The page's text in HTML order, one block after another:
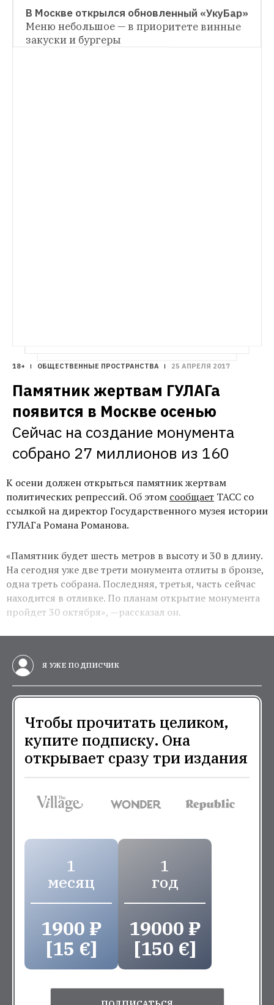
ГОРОД
В Москве открылся обновленный «УкуБар»
Меню небольшое — в приоритете винные
закуски и бургеры
18+ ОБЩЕСТВЕННЫЕ ПРОСТРАНСТВА 25 АПРЕЛЯ 2017
Памятник жертвам ГУЛАГа
появится в Москве осенью
Сейчас на создание монумента
собрано 27 миллионов из 160
К осени должен открыться памятник жертвам
политических репрессий. Об этом сообщает ТАСС со
ссылкой на директор Государственного музея истории
ГУЛАГа Романа Романова.
«Памятник будет шесть метров в высоту и 30 в длину.
На сегодня уже две трети монумента отлиты в бронзе,
одна треть собрана. Последняя, третья, часть сейчас
находится в отливке. По планам открытие монумента
пройдет 30 октября», —рассказал он.
Я УЖЕ ПОДПИСЧИК
Чтобы прочитать целиком,
купите подписку. Она
открывает сразу три издания
1
месяц
1900 ₽
[15 €]
1
год
19000 ₽
[150 €]